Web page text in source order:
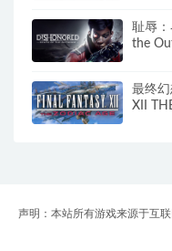
耻辱
the
最终
XII
声明：本站所有游戏来源于互